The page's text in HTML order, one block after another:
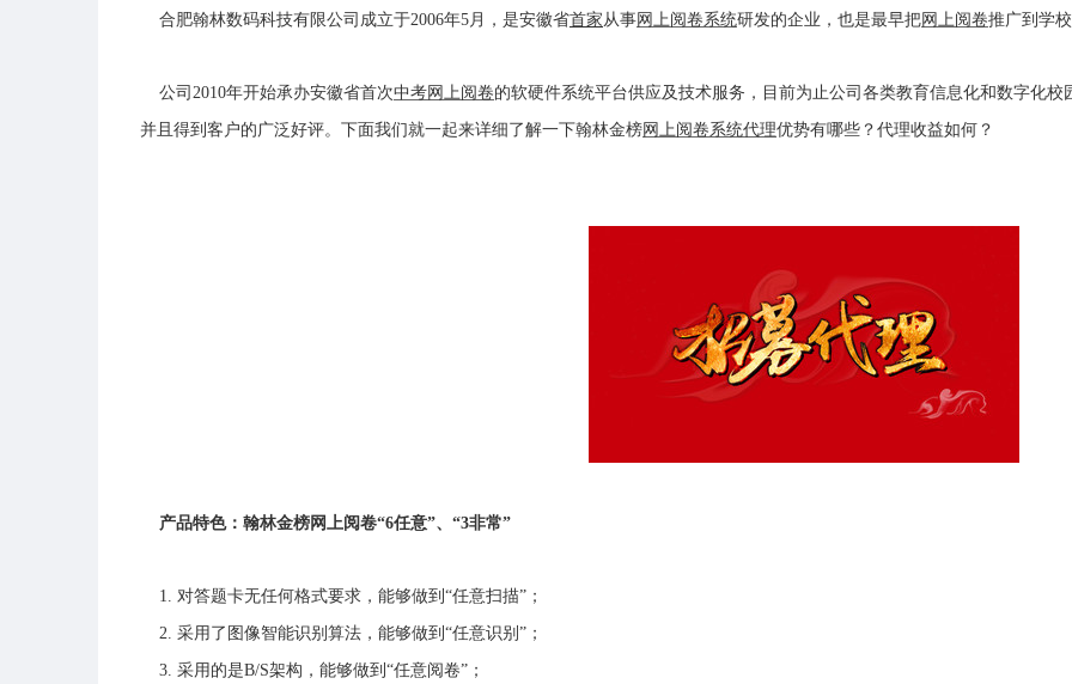
合肥翰林数码科技有限公司成立于2006年5月，是安徽省首家从事网上阅卷系统研发的企业，也是最早把网上阅卷推广到学
公司2010年开始承办安徽省首次中考网上阅卷的软硬件系统平台供应及技术服务，目前为止公司各类教育信息化和数字化
并且得到客户的广泛好评。下面我们就一起来详细了解一下翰林金榜网上阅卷系统代理优势有哪些？代理收益如何？
产品特色：翰林金榜网上阅卷“6任意”、“3非常”
1. 对答题卡无任何格式要求，能够做到“任意扫描”；
2. 采用了图像智能识别算法，能够做到“任意识别”；
3. 采用的是B/S架构，能够做到“任意阅卷”；